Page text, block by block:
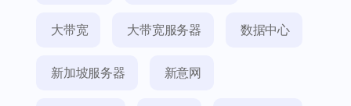
大带宽 大带宽服务器 数据中心
新加坡服务器 新意网